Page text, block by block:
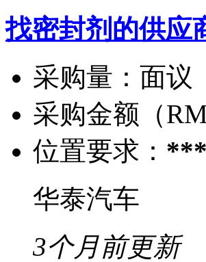
找密封剂的供应
采购量： 面议
采购金额（
位置要求：
华泰汽车
3个月前更新